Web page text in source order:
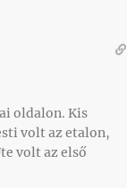
oldalon. Kis
volt az etalon,
volt az első